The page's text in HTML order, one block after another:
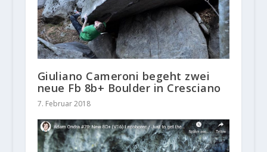
Giuliano Cameroni begeht zwei
neue Fb 8b+ Boulder in Cresciano
7. Februar 2018